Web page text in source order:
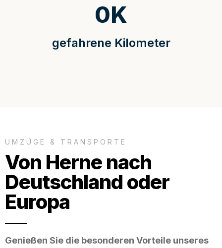
gefahrene Kilometer
0K
UMZÜGE & TRANSPORTE
Von Herne nach
Deutschland oder
Europa
Genießen Sie die besonderen Vorteile unseres